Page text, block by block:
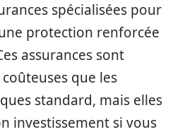
spécialisées pour
protection renforcée
assurances sont
que les
standard, mais elles
investissement si vous